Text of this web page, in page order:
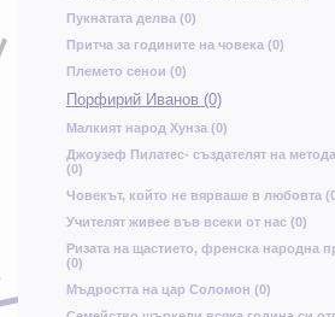
Д
а
Ф
я
и
Пукнатата делва (0)
Притча за годините на човека (0)
Племето сенои (0)
Порфирий Иванов (0)
Малкият народ Хунза (0)
Джоузеф Пилатес- създателят на
(0)
Човекът, който не вярваше в любовта
Учителят живее във всеки от нас (0)
Ризата на щастието, френска народна
(0)
Мъдростта на цар Соломон (0)